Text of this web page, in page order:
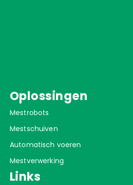
Oplossingen
Mestrobots
Mestschuiven
Automatisch voeren
Mestverwerking
Links